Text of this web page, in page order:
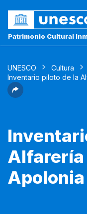
Patrimonio Cultural
UNESCO Cultura
Inventario piloto de la
Alfarería
Apolonia